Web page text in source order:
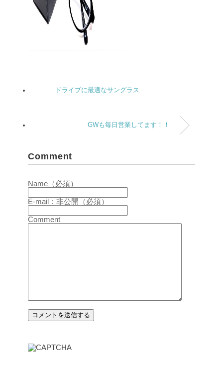
ドライブに最適なサングラス
GWも毎日営業してます！！
Comment
Name（必須）
E-mail：非公開（必須）
Comment